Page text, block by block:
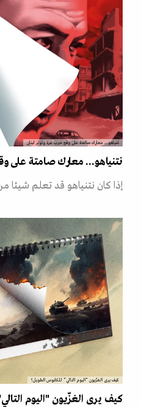
نتنياهو... معارك صامتة على وقع حرب غزة وتوتر لبنان
نتنياهو... معارك صامتة على
إذا كان نتنياهو قد تعلم شيئا
كيف يرى الغزّيون "اليوم التالي" للكابوس الطويل؟
كيف يرى الغزّيون "اليوم